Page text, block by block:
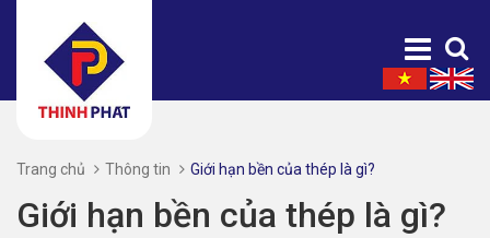
Trang chủ Thông tin Giới hạn bền của thép là gì?
Giới hạn bền của thép là gì?